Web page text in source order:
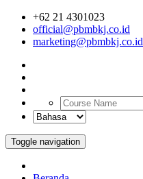
+62 21 4301023
official@pbmbkj.co.id
marketing@pbmbkj.co.id
Toggle navigation